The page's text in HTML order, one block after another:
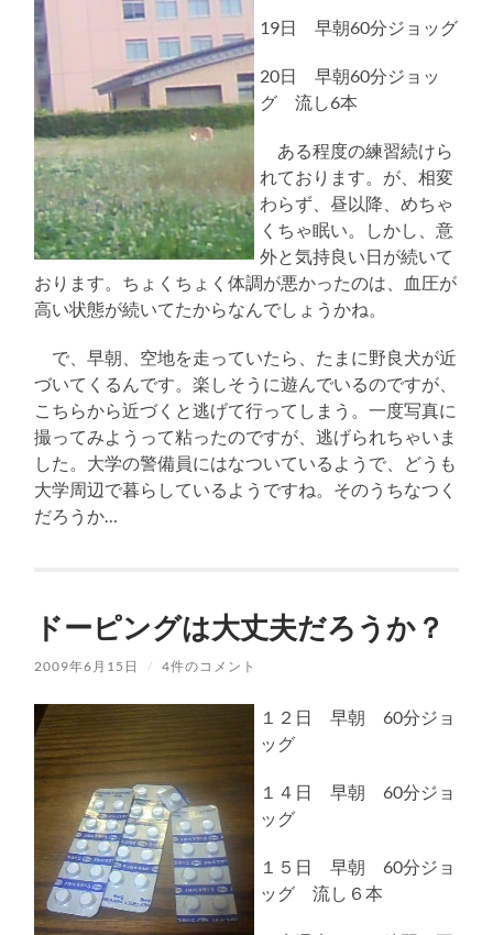
19日 早朝60分ジョッグ
20日 早朝60分ジョッ
グ 流し6本
ある程度の練習続けら
れております。が、相変
わらず、昼以降、めちゃ
くちゃ眠い。しかし、意
外と気持良い日が続いて
おります。ちょくちょく体調が悪かったのは、血圧が
高い状態が続いてたからなんでしょうかね。
で、早朝、空地を走っていたら、たまに野良犬が近
づいてくるんです。楽しそうに遊んでいるのですが、
こちらから近づくと逃げて行ってしまう。一度写真に
撮ってみようって粘ったのですが、逃げられちゃいま
した。大学の警備員にはなついているようで、どうも
大学周辺で暮らしているようですね。そのうちなつく
だろうか…
ドーピングは大丈夫だろうか？
2009年6月15日 / 4件のコメント
１２日 早朝 60分ジョ
ッグ
１４日 早朝 60分ジョ
ッグ
１５日 早朝 60分ジョ
ッグ 流し６本